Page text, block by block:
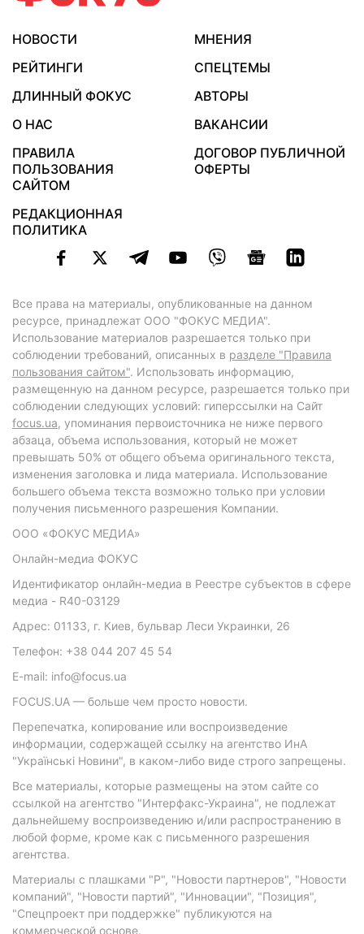
НОВОСТИ
МНЕНИЯ
РЕЙТИНГИ
СПЕЦТЕМЫ
ДЛИННЫЙ ФОКУС
АВТОРЫ
О НАС
ВАКАНСИИ
ПРАВИЛА
ПОЛЬЗОВАНИЯ
САЙТОМ
ДОГОВОР ПУБЛИЧНОЙ
ОФЕРТЫ
РЕДАКЦИОННАЯ
ПОЛИТИКА
Все права на материалы, опубликованные на данном
ресурсе, принадлежат ООО "ФОКУС МЕДИА".
Использование материалов разрешается только при
соблюдении требований, описанных в разделе "Правила
пользования сайтом". Использовать информацию,
размещенную на данном ресурсе, разрешается только при
соблюдении следующих условий: гиперссылки на Сайт
focus.ua, упоминания первоисточника не ниже первого
абзаца, объема использования, который не может
превышать 50% от общего объема оригинального текста,
изменения заголовка и лида материала. Использование
большего объема текста возможно только при условии
получения письменного разрешения Компании.
ООО «ФОКУС МЕДИА»
Онлайн-медиа ФОКУС
Идентификатор онлайн-медиа в Реестре субъектов в сфере
медиа - R40-03129
Адрес: 01133, г. Киев, бульвар Леси Украинки, 26
Телефон: +38 044 207 45 54
E-mail: info@focus.ua
FOCUS.UA — больше чем просто новости.
Перепечатка, копирование или воспроизведение
информации, содержащей ссылку на агентство ИнА
"Українські Новини", в каком-либо виде строго запрещены.
Все материалы, которые размещены на этом сайте со
ссылкой на агентство "Интерфакс-Украина", не подлежат
дальнейшему воспроизведению и/или распространению в
любой форме, кроме как с письменного разрешения
агентства.
Материалы с плашками "Р", "Новости партнеров", "Новости
компаний", "Новости партий", "Инновации", "Позиция",
"Спецпроект при поддержке" публикуются на
коммерческой основе.